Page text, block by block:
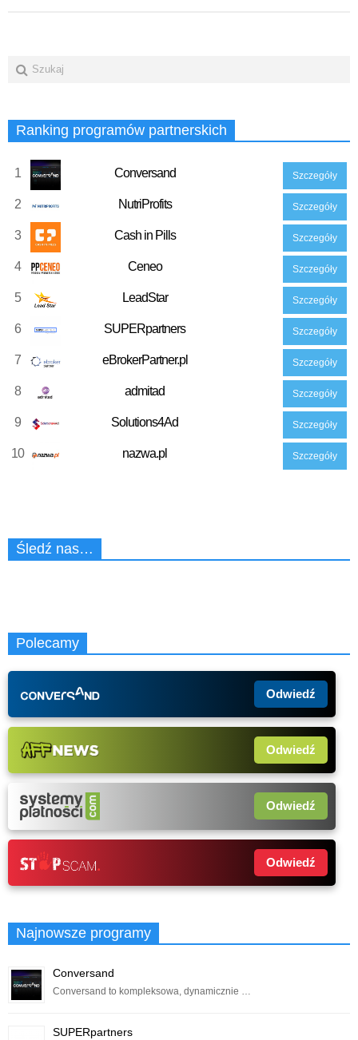
Ranking programów partnerskich
1 Conversand Szczegóły
2 NutriProfits Szczegóły
3 Cash in Pills Szczegóły
4 Ceneo Szczegóły
5 LeadStar Szczegóły
6 SUPERpartners Szczegóły
7 eBrokerPartner.pl Szczegóły
8 admitad Szczegóły
9 Solutions4Ad Szczegóły
10 nazwa.pl Szczegóły
Śledź nas…
Polecamy
Odwiedź
Odwiedź
Odwiedź
Odwiedź
Najnowsze programy
Conversand
Conversand to kompleksowa, dynamicznie …
SUPERpartners